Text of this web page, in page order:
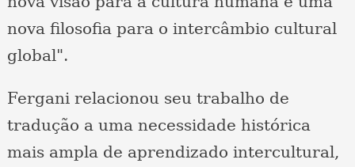
nova filosofia para o intercâmbio cultural
global".
Fergani relacionou seu trabalho de
tradução a uma necessidade histórica
mais ampla de aprendizado intercultural,